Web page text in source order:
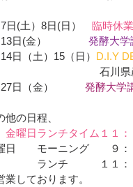
日(土）8日(日） 臨時休業
13日(金） 発酵大学
日（土）15（日） D.I.Y
川県産業展
27日（金） 発酵大学
他の日程、
金曜日ランチタイム１１
日　　モーニング　　９
ンチ　　　１１：３
業しております。